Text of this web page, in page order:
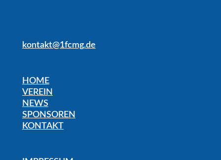
kontakt@1fcmg.de
HOME
VEREIN
NEWS
SPONSOREN
KONTAKT